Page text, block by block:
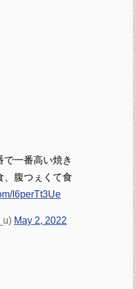
で一番高い焼き
、腹つぇくて食
I6perTt3Ue
May 2, 2022